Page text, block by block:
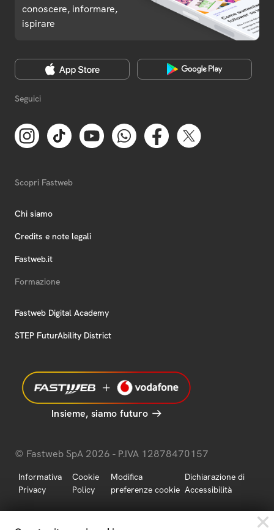
conoscere, informare,
ispirare
Seguici
Scopri Fastweb
Chi siamo
Credits e note legali
Fastweb.it
Formazione
Fastweb Digital Academy
STEP FuturAbility District
Insieme, siamo futuro
© Fastweb SpA 2026 - P.IVA 12878470157
Informativa
Privacy
Cookie
Policy
Modifica
preferenze cookie
Dichiarazione di
Accessibilità